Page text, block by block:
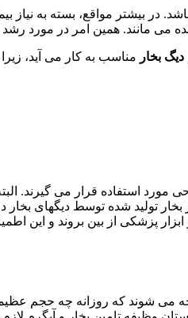
بخار مناسب به کار می آید،
استفاده قرار می گیرند. البته
تولید شده توسط دیگهای بخار
پزشکی از بین بروند و این
متوجه می شوند که روزانه چه